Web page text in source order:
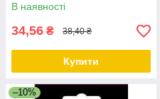
В наявності
34,56 ₴ 38,40 ₴
Купити
–10%